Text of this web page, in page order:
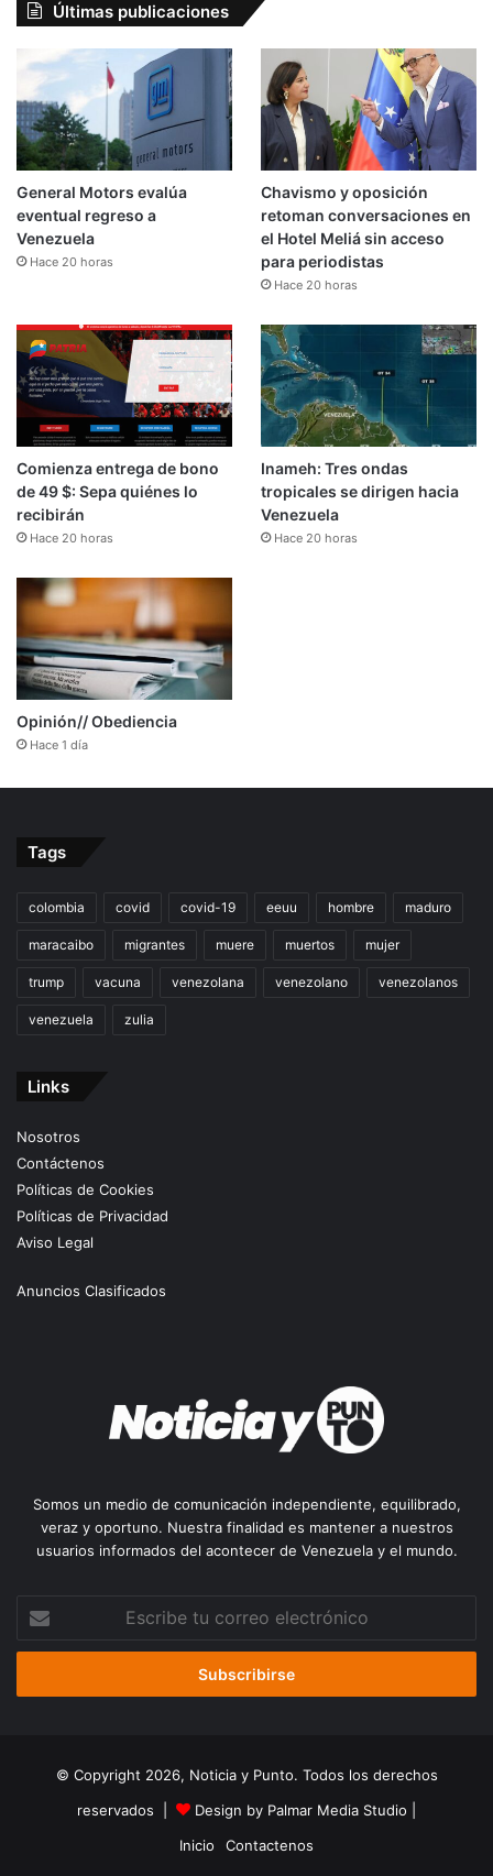
Últimas publicaciones
General Motors evalúa
eventual regreso a
Venezuela
Hace 20 horas
Chavismo y oposición
retoman conversaciones en
el Hotel Meliá sin acceso
para periodistas
Hace 20 horas
Comienza entrega de bono
de 49 $: Sepa quiénes lo
recibirán
Hace 20 horas
Inameh: Tres ondas
tropicales se dirigen hacia
Venezuela
Hace 20 horas
Opinión// Obediencia
Hace 1 día
Tags
colombia covid covid-19 eeuu hombre maduro
maracaibo migrantes muere muertos mujer
trump vacuna venezolana venezolano venezolanos
venezuela zulia
Links
Nosotros
Contáctenos
Políticas de Cookies
Políticas de Privacidad
Aviso Legal
Anuncios Clasificados
Somos un medio de comunicación independiente, equilibrado,
veraz y oportuno. Nuestra finalidad es mantener a nuestros
usuarios informados del acontecer de Venezuela y el mundo.
correo
© Copyright 2026, Noticia y Punto. Todos los derechos
reservados |
Design by Palmar Media Studio
Inicio
Contactenos